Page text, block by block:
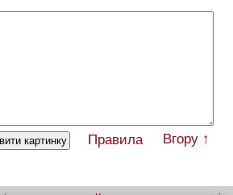
Правила Вгору ↑